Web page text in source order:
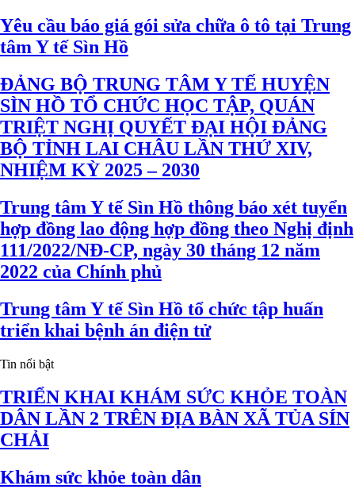
Yêu cầu báo giá gói sửa chữa ô tô tại Trung
tâm Y tế Sìn Hồ
ĐẢNG BỘ TRUNG TÂM Y TẾ HUYỆN
SÌN HỒ TỔ CHỨC HỌC TẬP, QUÁN
TRIỆT NGHỊ QUYẾT ĐẠI HỘI ĐẢNG
BỘ TỈNH LAI CHÂU LẦN THỨ XIV,
NHIỆM KỲ 2025 – 2030
Trung tâm Y tế Sìn Hồ thông báo xét tuyển
hợp đồng lao động hợp đồng theo Nghị định
111/2022/NĐ-CP, ngày 30 tháng 12 năm
2022 của Chính phủ
Trung tâm Y tế Sìn Hồ tổ chức tập huấn
triển khai bệnh án điện tử
Tin nổi bật
TRIỂN KHAI KHÁM SỨC KHỎE TOÀN
DÂN LẦN 2 TRÊN ĐỊA BÀN XÃ TỦA SÍN
CHẢI
Khám sức khỏe toàn dân